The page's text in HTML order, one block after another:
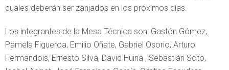
cuales deberán ser zanjados en los próximos días.
Los integrantes de la Mesa Técnica son: Gastón Gómez,
Pamela Figueroa, Emilio Oñate, Gabriel Osorio, Arturo
Fermandois, Ernesto Silva, David Huina , Sebastián Soto,